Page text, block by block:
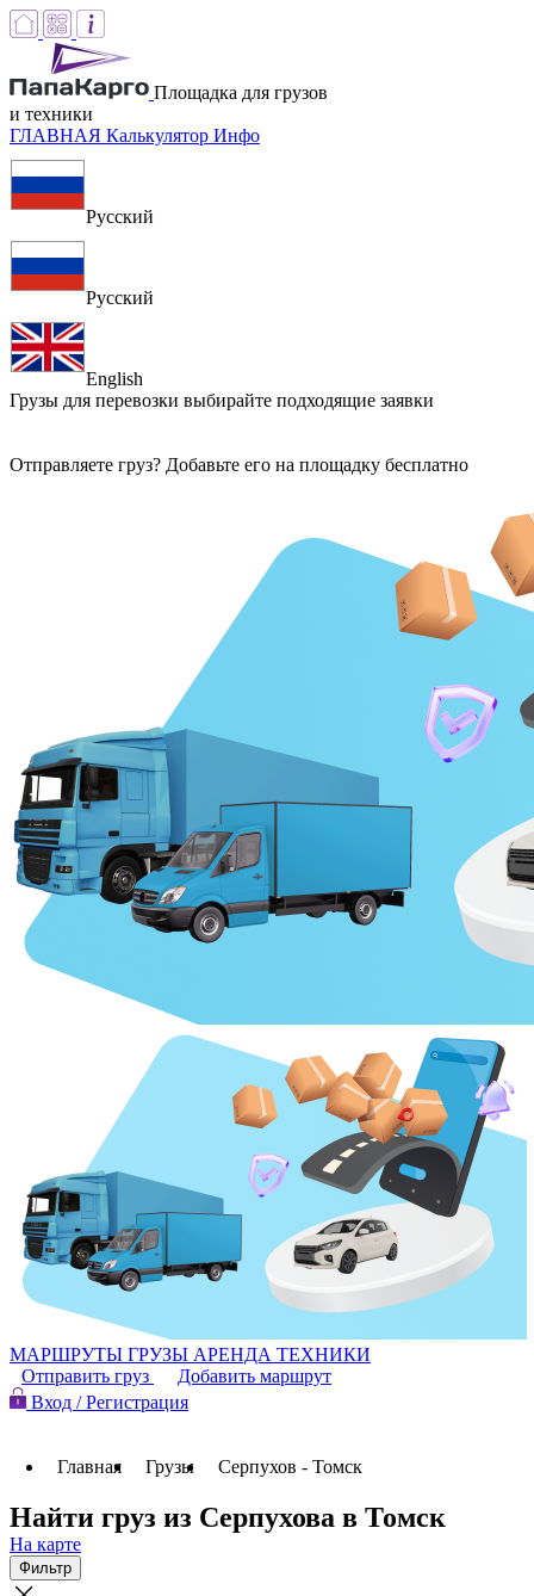
Площадка для грузов
и техники
ГЛАВНАЯ Калькулятор Инфо
Русский
Русский
English
Грузы для перевозки выбирайте подходящие заявки
Отправляете груз? Добавьте его на площадку бесплатно
МАРШРУТЫ ГРУЗЫ АРЕНДА ТЕХНИКИ
Отправить груз
Добавить маршрут
Вход / Регистрация
Главная Грузы Серпухов - Томск
Найти груз из Серпухова в Томск
На карте
Фильтр